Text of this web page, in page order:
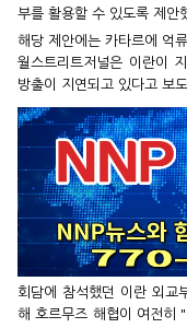
부를 활용할 수 있도록 제안
해당 제안에는 카타르에 억
월스트리트저널은 이란이
방출이 지연되고 있다고 보
회담에 참석했던 이란 외교
해 호르무즈 해협이 여전히